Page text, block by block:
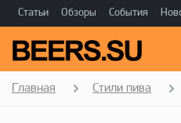
Статьи Обзоры События
Главная Стили пива